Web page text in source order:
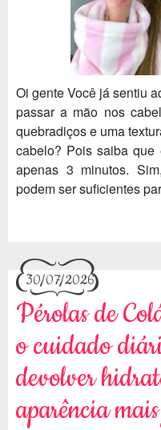
Oi gente Você já sentiu
passar a mão nos
quebradiços e uma
cabelo? Pois saiba que
apenas 3 minutos.
podem ser suficientes
30/07/2026
Pérolas de
o cuidado
devolver
aparência